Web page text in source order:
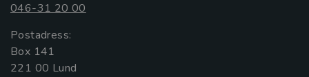
046-31 20 00
Postadress:
Box 141
221 00 Lund